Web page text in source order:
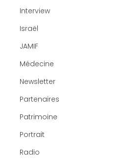
Interview
Israël
JAMIF
Médecine
Newsletter
Partenaires
Patrimoine
Portrait
Radio